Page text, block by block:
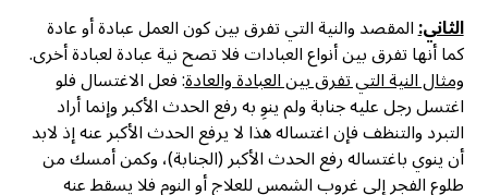
الثاني:المقصد والنية التي تفرق بين كون العمل عبادة أو عادة
كما أنها تفرق بين أنواع العبادات فلا تصح نية عبادة لعبادة أخرى.
ومثال النية التي تفرق بين العبادة والعادة: فعل الاغتسال فلو
اغتسل رجل عليه جنابة ولم ينوِ به رفع الحدث الأكبر وإنما أراد
التبرد والتنظف فإن اغتساله هذا لا يرفع الحدث الأكبر عنه إذ لابد
أن ينوي باغتساله رفع الحدث الأكبر (الجنابة)، وكمن أمسك من
طلوع الفجر إلى غروب الشمس للعلاج أو النوم فلا يسقط عنه